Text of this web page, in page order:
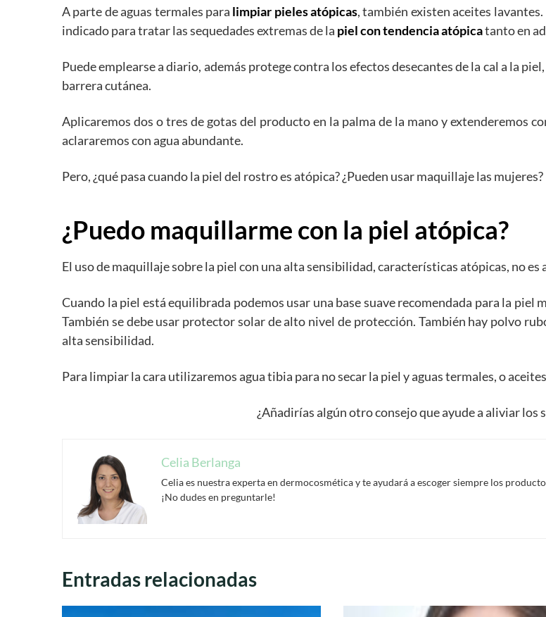
A parte de aguas termales para limpiar pieles atópicas, también existen aceites
indicado para tratar las sequedades extremas de la piel con tendencia atópicatanto en
Puede emplearse a diario, además protege contra los efectos desecantes de la cal a la
barrera cutánea.
Aplicaremos dos o tres de gotas del producto en la palma de la mano y extenderemos
aclararemos con agua abundante.
Pero, ¿qué pasa cuando la piel del rostro es atópica? ¿Pueden usar maquillaje las mujeres?
¿Puedo maquillarme con la piel atópica?
El uso de maquillaje sobre la piel con una alta sensibilidad, características atópicas, no
Cuando la piel está equilibrada podemos usar una base suave recomendada para la
También se debe usar protector solar de alto nivel de protección. También hay polvo
alta sensibilidad.
Para limpiar la cara utilizaremos agua tibia para no secar la piel y aguas termales, o
¿Añadirías algún otro consejo que ayude a aliviar los
Celia Berlanga
Celia es nuestra experta en dermocosmética y te ayudará a escoger siempre los
¡No dudes en preguntarle!
Entradas relacionadas